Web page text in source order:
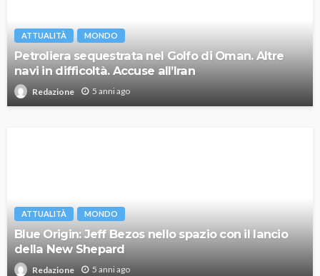
ATTUALITÀ MONDO
Petroliera sequestrata nel Golfo di Oman. Altre
navi in difficoltà. Accuse all’Iran
Redazione 5 anni ago
ATTUALITÀ MONDO
Blue Origin: Jeff Bezos nello spazio con il lancio
della New Shepard
Redazione 5 anni ago